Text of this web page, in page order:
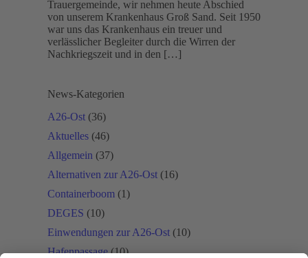
Trauergemeinde, wir nehmen heute Abschied
von unserem Krankenhaus Groß Sand. Seit 1950
war uns das Krankenhaus ein treuer und
verlässlicher Begleiter durch die Wirren der
Nachkriegszeit und in den […]
News-Kategorien
A26-Ost (36)
Aktuelles (46)
Allgemein (37)
Alternativen zur A26-Ost (16)
Containerboom (1)
DEGES (10)
Einwendungen zur A26-Ost (10)
Hafenpassage(10)